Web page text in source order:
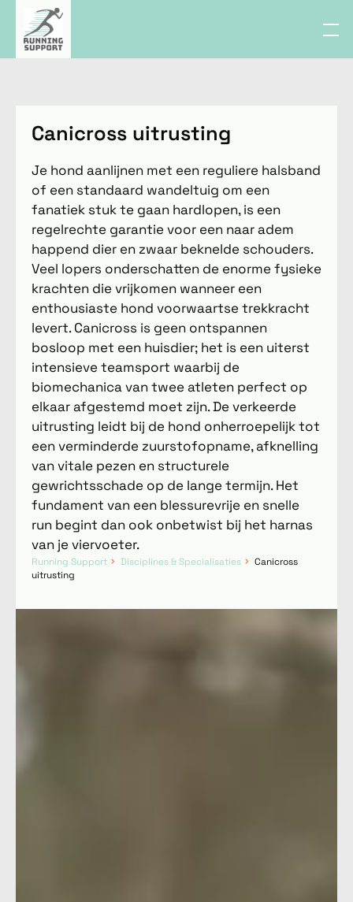
Canicross uitrusting
Je hond aanlijnen met een reguliere halsband
of een standaard wandeltuig om een
fanatiek stuk te gaan hardlopen, is een
regelrechte garantie voor een naar adem
happend dier en zwaar beknelde schouders.
Veel lopers onderschatten de enorme fysieke
krachten die vrijkomen wanneer een
enthousiaste hond voorwaartse trekkracht
levert. Canicross is geen ontspannen
bosloop met een huisdier; het is een uiterst
intensieve teamsport waarbij de
biomechanica van twee atleten perfect op
elkaar afgestemd moet zijn. De verkeerde
uitrusting leidt bij de hond onherroepelijk tot
een verminderde zuurstofopname, afknelling
van vitale pezen en structurele
gewrichtsschade op de lange termijn. Het
fundament van een blessurevrije en snelle
run begint dan ook onbetwist bij het harnas
van je viervoeter.
Running Support Disciplines & Specialisaties
Canicross
uitrusting